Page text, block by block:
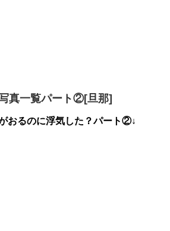
真一覧パート②[旦那]
おるのに浮気した？パート②↓